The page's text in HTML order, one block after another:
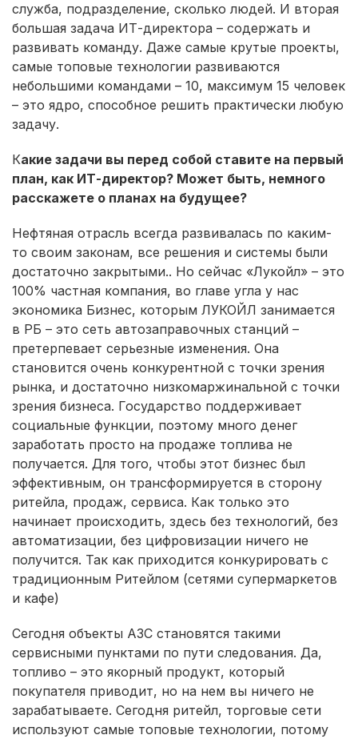
служба, подразделение, сколько людей. И вторая
большая задача ИТ-директора – содержать и
развивать команду. Даже самые крутые проекты,
самые топовые технологии развиваются
небольшими командами – 10, максимум 15 человек
– это ядро, способное решить практически любую
задачу.
Какие задачи вы перед собой ставите на первый
план, как ИТ-директор? Может быть, немного
расскажете о планах на будущее?
Нефтяная отрасль всегда развивалась по каким-
то своим законам, все решения и системы были
достаточно закрытыми.. Но сейчас «Лукойл» – это
100% частная компания, во главе угла у нас
экономика Бизнес, которым ЛУКОЙЛ занимается
в РБ – это сеть автозаправочных станций –
претерпевает серьезные изменения. Она
становится очень конкурентной с точки зрения
рынка, и достаточно низкомаржинальной с точки
зрения бизнеса. Государство поддерживает
социальные функции, поэтому много денег
заработать просто на продаже топлива не
получается. Для того, чтобы этот бизнес был
эффективным, он трансформируется в сторону
ритейла, продаж, сервиса. Как только это
начинает происходить, здесь без технологий, без
автоматизации, без цифровизации ничего не
получится. Так как приходится конкурировать с
традиционным Ритейлом (сетями супермаркетов
и кафе)
Сегодня объекты АЗС становятся такими
сервисными пунктами по пути следования. Да,
топливо – это якорный продукт, который
покупателя приводит, но на нем вы ничего не
зарабатываете. Сегодня ритейл, торговые сети
используют самые топовые технологии, потому